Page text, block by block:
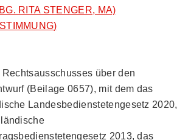
RITA STENGER, MA)
Rechtsausschusses über den
(Beilage 0657), mit dem das
Landesbedienstetengesetz 2020,
2013, das